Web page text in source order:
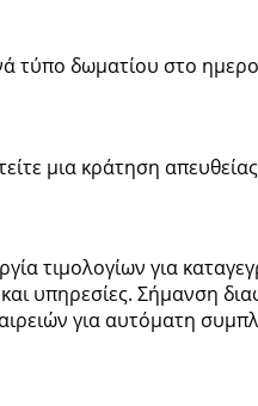
τύπο δωματίου στο
μια κράτηση
τιμολογίων για
υπηρεσίες. Σήμανση
για αυτόματη